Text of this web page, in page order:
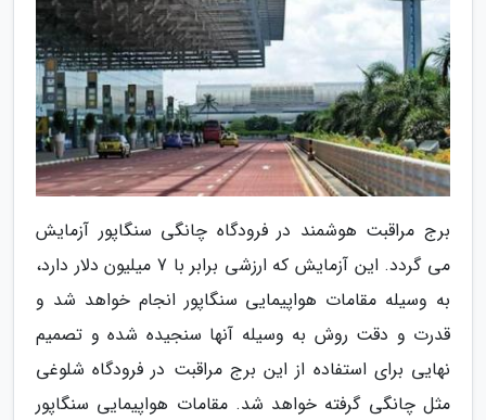
برج مراقبت هوشمند در فرودگاه چانگی سنگاپور آزمایش
می گردد. این آزمایش که ارزشی برابر با 7 میلیون دلار دارد،
به وسیله مقامات هواپیمایی سنگاپور انجام خواهد شد و
قدرت و دقت روش به وسیله آنها سنجیده شده و تصمیم
نهایی برای استفاده از این برج مراقبت در فرودگاه شلوغی
مثل چانگی گرفته خواهد شد. مقامات هواپیمایی سنگاپور